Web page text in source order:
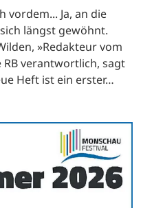
vordem... Ja, an die
längst gewöhnt.
»Redakteur vom
verantwortlich, sagt
Heft ist ein erster…